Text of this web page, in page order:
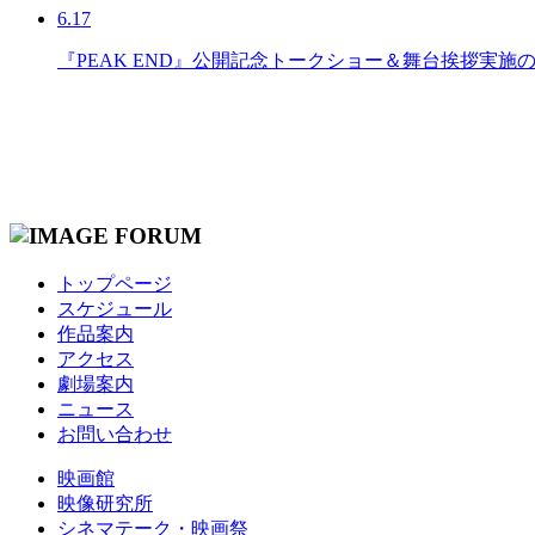
6.17
『PEAK END』公開記念トークショー＆舞台挨拶実施
トップページ
スケジュール
作品案内
アクセス
劇場案内
ニュース
お問い合わせ
映画館
映像研究所
シネマテーク・映画祭